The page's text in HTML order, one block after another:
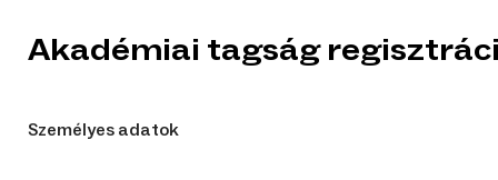
Akadémiai tagság
Személyes adatok